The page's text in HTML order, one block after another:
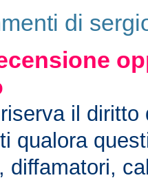
di
il diritto
qualora
diffamatori,